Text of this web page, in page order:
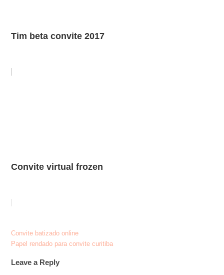
Tim beta convite 2017
Convite virtual frozen
Post
navigation
Convite batizado online
Papel rendado para convite curitiba
Leave a Reply